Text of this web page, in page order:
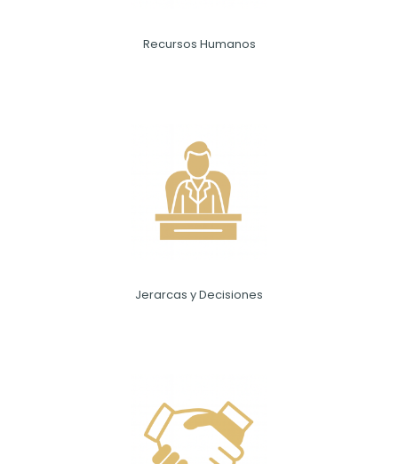
Recursos Humanos
Jerarcas y Decisiones